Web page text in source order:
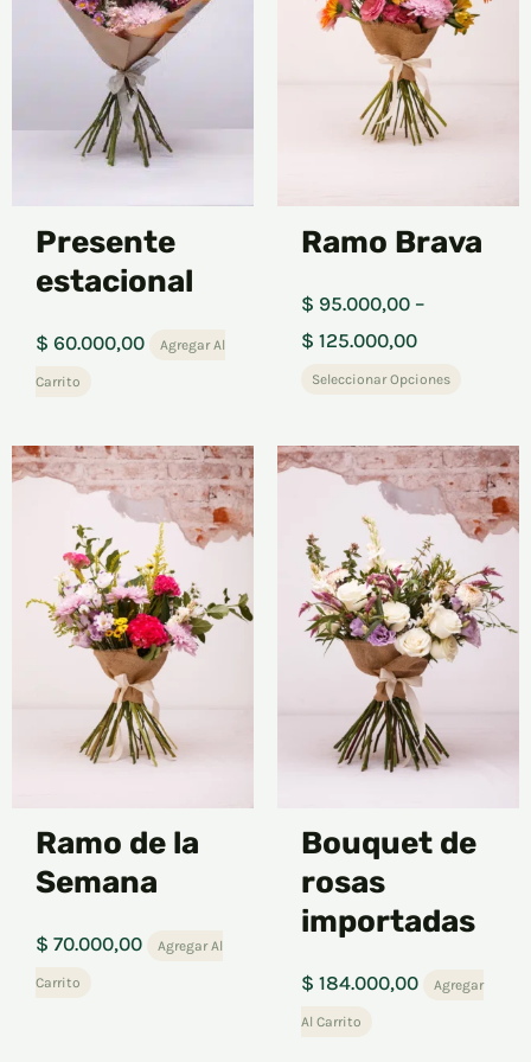
Presente
estacional
$ 60.000,00 Agregar Al
Carrito
Ramo Brava
$ 95.000,00 –
$ 125.000,00
$
Seleccionar Opciones
Ramo de la
Semana
$ 70.000,00 Agregar Al
Carrito
Bouquet de
rosas
importadas
$ 184.000,00 Agregar
Al Carrito